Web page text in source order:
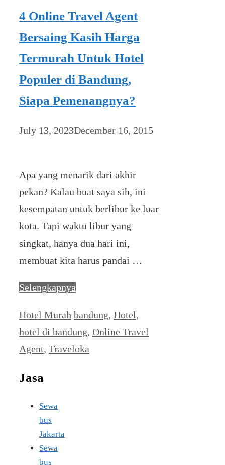
4 Online Travel Agent
Bersaing Kasih Harga
Termurah Untuk Hotel
Populer di Bandung,
Siapa Pemenangnya?
July 13, 2023December 16, 2015
Apa yang menarik dari akhir
pekan? Kalau buat saya sih, ini
kesempatan untuk berlibur ke luar
kota. Tapi waktu libur yang
singkat, hanya dua hari ini,
membuat kita harus pandai …
Selengkapnya
Categories
Hotel Murah Tags
bandung, Hotel,
hotel di bandung, Online Travel
Agent, Traveloka
Jasa
Sewa
bus
Jakarta
Sewa
bus